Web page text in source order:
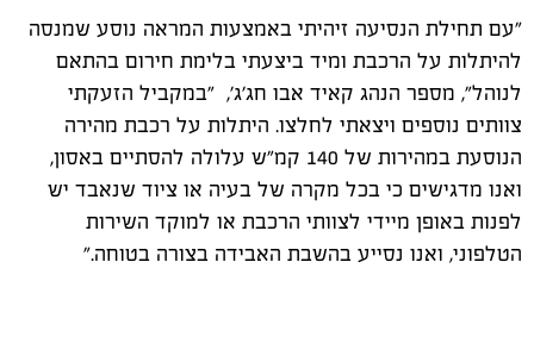
"עם תחילת הנסיעה זיהיתי באמצעות המראה נוסע שמנסה
להיתלות על הרכבת ומיד ביצעתי בלימת חירום בהתאם
לנוהל", מספר הנהג קאיד אבו חג'ג', "במקביל הזעקתי
צוותים נוספים ויצאתי לחלצו. היתלות על רכבת מהירה
הנוסעת במהירות של 140 קמ"ש עלולה להסתיים באסון,
ואנו מדגישים כי בכל מקרה של בעיה או ציוד שנאבד יש
לפנות באופן מיידי לצוותי הרכבת או למוקד השירות
הטלפוני, ואנו נסייע בהשבת האבידה בצורה בטוחה."